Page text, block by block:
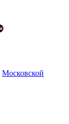
Московской